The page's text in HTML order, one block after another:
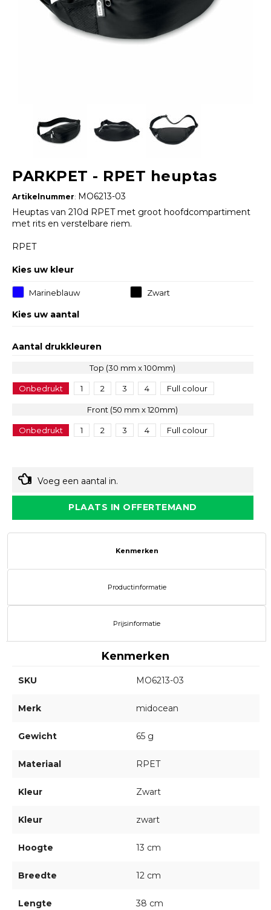
PARKPET - RPET heuptas
Artikelnummer: MO6213-03
Heuptas van 210d RPET met groot hoofdcompartiment
met rits en verstelbare riem.
RPET
Kies uw kleur
Marineblauw Zwart
Kies uw aantal
Aantal drukkleuren
Top (30 mm x 100mm)
Onbedrukt 1 2 3 4 Full colour
Front (50 mm x 120mm)
Onbedrukt 1 2 3 4 Full colour
Voeg een aantal in.
PLAATS IN OFFERTEMAND
Kenmerken
Productinformatie
Prijsinformatie
Kenmerken
SKU MO6213-03
Merk midocean
Gewicht 65 g
Materiaal RPET
Kleur Zwart
Kleur zwart
Hoogte 13 cm
Breedte 12 cm
Lengte 38 cm